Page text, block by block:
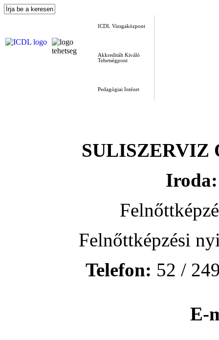
ICDL Vizsgaközpont
Akkreditált Kiváló
Tehetségpont
Pedagógiai Intézet
SULISZERVIZ
Iroda:
Felnőttképzési
Telefon: 52 /
E-